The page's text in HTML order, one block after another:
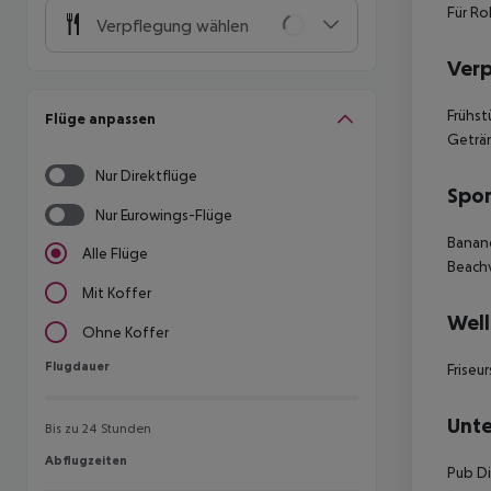
Verpflegung wählen
Flüge anpassen
Nur Direktflüge
Nur Eurowings-Flüge
Alle Flüge
Mit Koffer
Ohne Koffer
Flugdauer
Flugdauer
Bis zu 24 Stunden
Abflugzeiten
Abflugzeiten
Für
Pub